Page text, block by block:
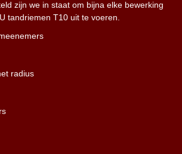
zijn we in staat om bijna elke bewerking
tandriemen T10 uit te voeren.
radius